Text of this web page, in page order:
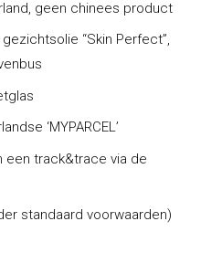
geen chinees product
“Skin Perfect”,
‘MYPARCEL’
een track&trace via de
standaard voorwaarden)